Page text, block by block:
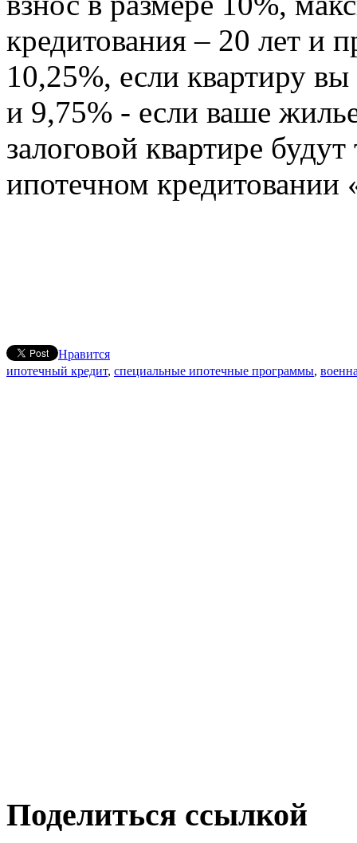
кредитования – 20 лет и
10,25%, если квартиру
и 9,75% - если ваше
залоговой квартире
ипотечном кредитовании
Нравится
ипотечный кредит, специальные ипотечные программы,
Поделиться ссылкой